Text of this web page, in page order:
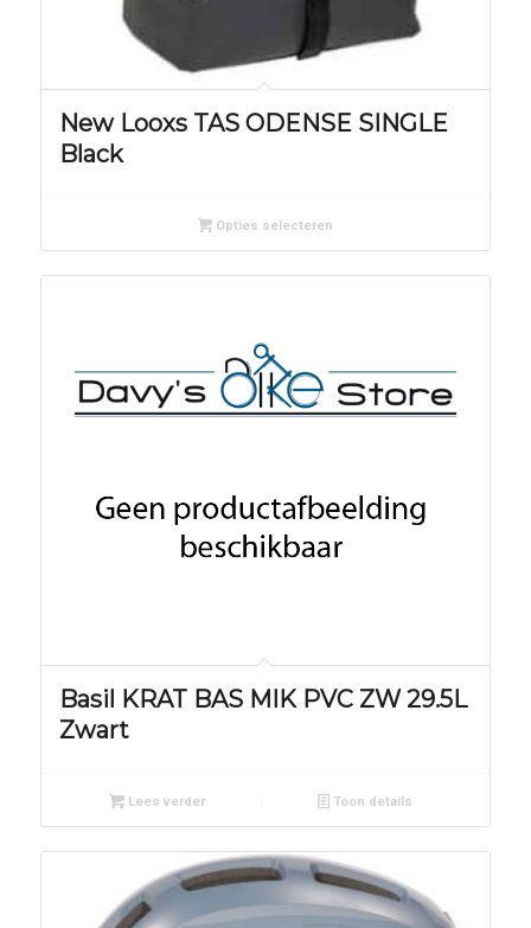
New Looxs TAS ODENSE SINGLE
Black
Opties selecteren
Basil KRAT BAS MIK PVC ZW 29.5L
Zwart
Lees verder Toon details